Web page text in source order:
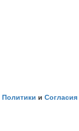
Политики и Согласия